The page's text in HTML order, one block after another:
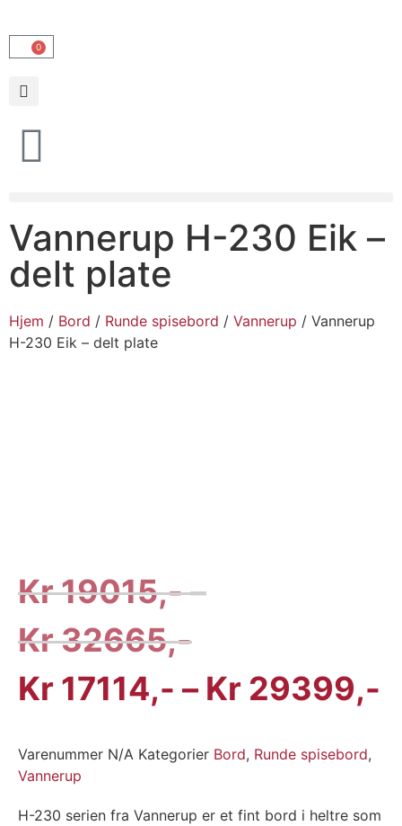
0
Vannerup H-230 Eik –
delt plate
Hjem / Bord / Runde spisebord / Vannerup / Vannerup
H-230 Eik – delt plate
Kr19015
–
Kr32665
Kr 17114 – Kr 29399
Varenummer N/A Kategorier Bord, Runde spisebord,
Vannerup
H-230 serien fra Vannerup er et fint bord i heltre som